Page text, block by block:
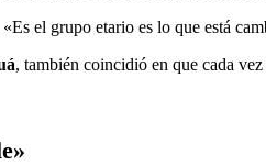
el grupo etario es lo que está
, también coincidió en que cada